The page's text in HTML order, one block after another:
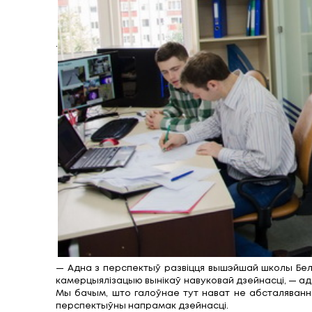
Восьмы корпус БДУІР у многім
відэаканферэнцсувязі і анлайн-
універсітэтаў. На плошчы 5 тысяч
Цэлы паверх у новым конкурсе
іх ператварэнні ў бізнес і выхадзе на
6 рэальных праектаў, кожны з якіх